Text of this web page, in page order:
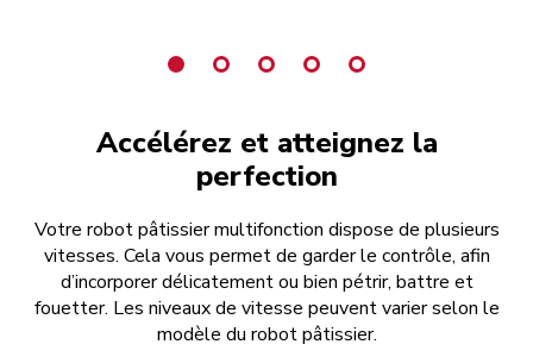
Accélérez et atteignez la
perfection
Votre robot pâtissier multifonction dispose de plusieurs
vitesses. Cela vous permet de garder le contrôle, afin
d’incorporer délicatement ou bien pétrir, battre et
fouetter. Les niveaux de vitesse peuvent varier selon le
modèle du robot pâtissier.